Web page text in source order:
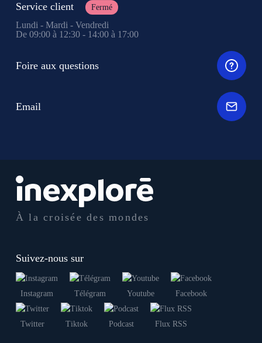
À la croisée des mondes
Suivez-nous sur
Instagram Télégram Youtube Facebook
Twitter Tiktok Podcast Flux RSS
Service client Fermé
Lundi - Mardi - Vendredi
De 09:00 à 12:30 - 14:00 à 17:00
Foire aux questions
Email